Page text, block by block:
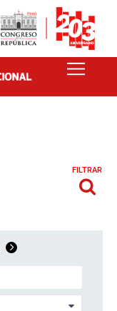
FILTRAR